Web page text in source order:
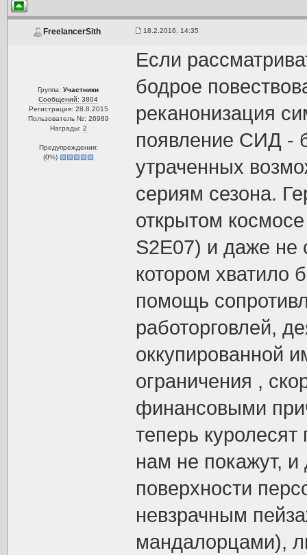
FreelancerSith 18.2.2016, 14:35
Группа:Участники
Сообщений: 3804
Регистрация: 28.8.2015
Пользователь №: 26989
Награды: 2
Предупреждения:
(0%)
Если
бодрое
реканонизация
появление СИД -
утраченных
сериям сезона.
открытом
S2E07) и даже не
котором хватило
помощь
работорговлей,
оккупированной
ограничения ,
финансовыми
теперь
нам не покажут,
поверхности
невзрачным
мандалорцами),